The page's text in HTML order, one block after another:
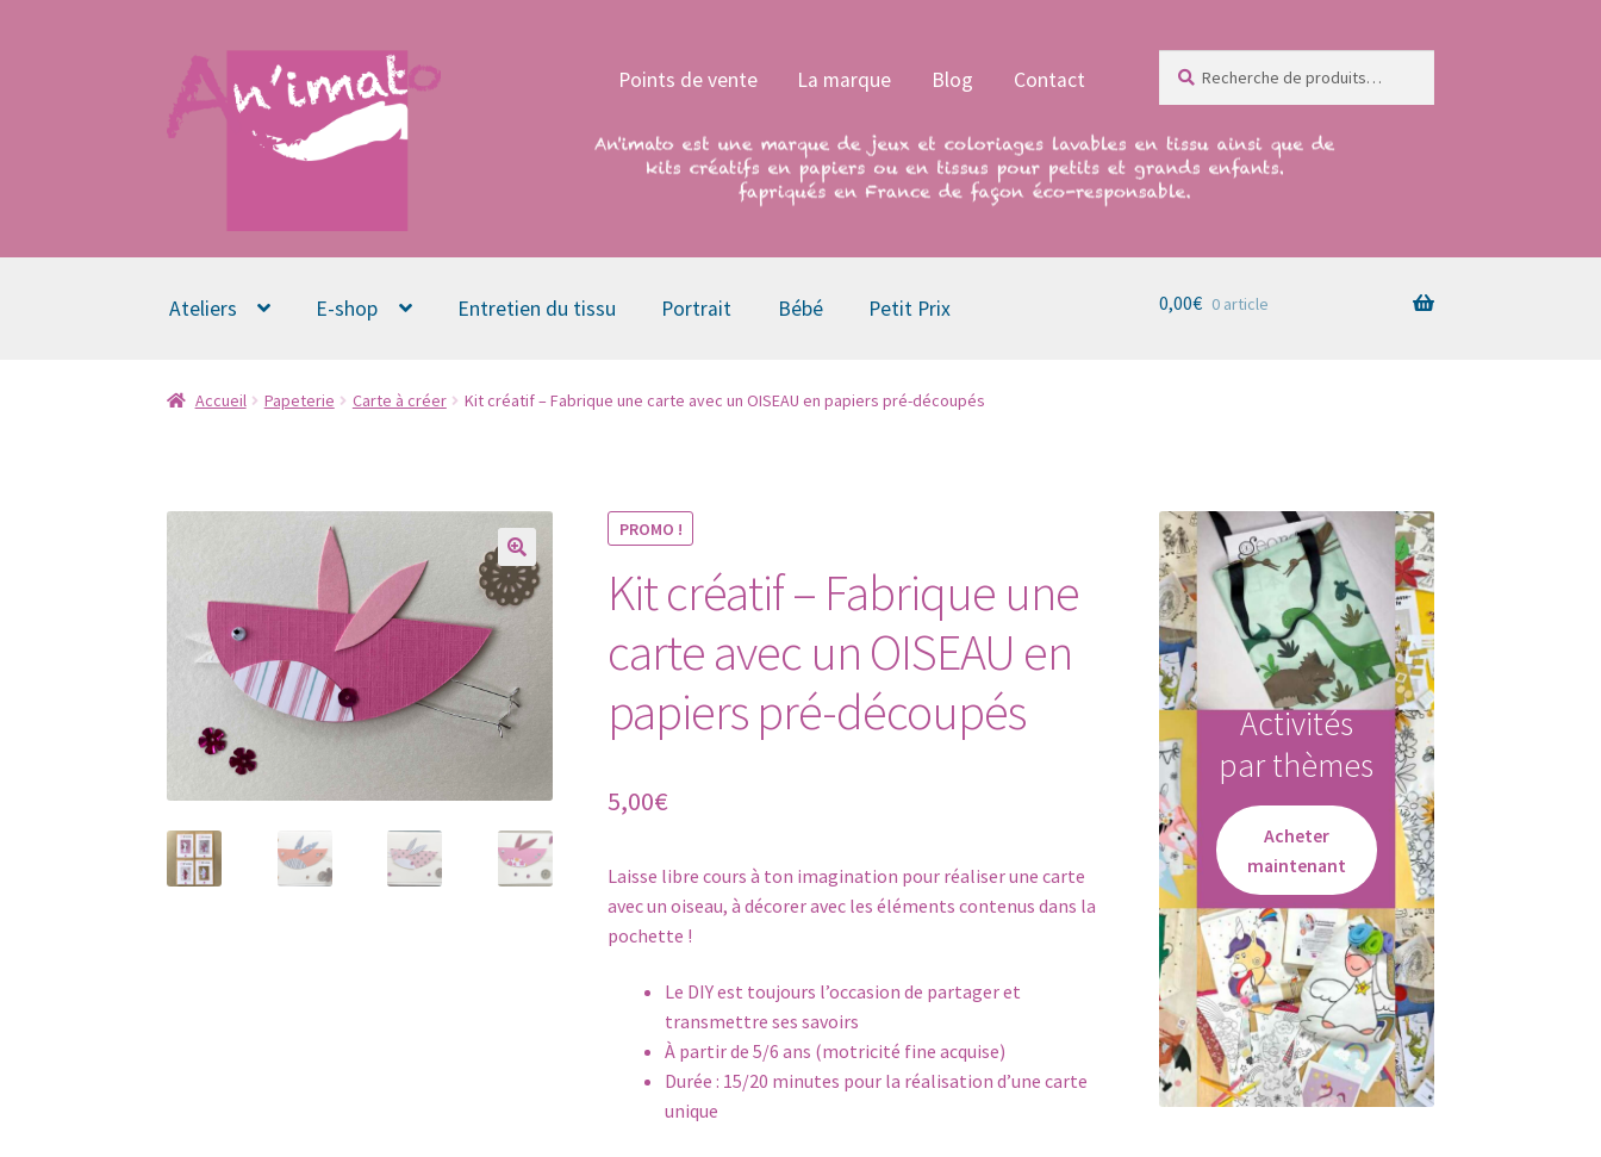
Aller
la
Aller
au
contenu
Points de vente La marque Blog Contact
pour :
Ateliers E-shop Entretien du tissu Portrait Bébé Petit Prix 0,00€ 0 article
Accueil Papeterie Carte à créer Kit créatif – Fabrique une carte avec un OISEAU en papiers pré-découpés
PROMO !
Kit créatif – Fabrique une
carte avec un OISEAU en
papiers pré-découpés
5,00€
Laisse libre cours à ton imagination pour réaliser une carte
avec un oiseau, à décorer avec les éléments contenus dans la
pochette !
Le DIY est toujours l’occasion de partager et
transmettre ses savoirs
À partir de 5/6 ans (motricité fine acquise)
Durée : 15/20 minutes pour la réalisation d’une carte
unique
Activités
par thèmes
Acheter
maintenant